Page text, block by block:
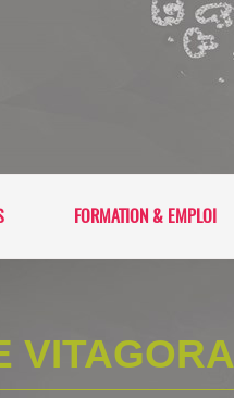
FORMATION & EMPLOI
VITAGORA